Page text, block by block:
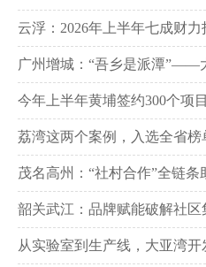
新画卷‌
云浮：2026年上半年七成财力
广州增城：“吾乡是派潭”——
举行
今年上半年黄埔签约300个项
荔湾这两个案例，入选全省榜
茂名高州：“社村合作”全链
著‌
韶关武江：品牌赋能破解社区
从实验室到生产线，大亚湾开